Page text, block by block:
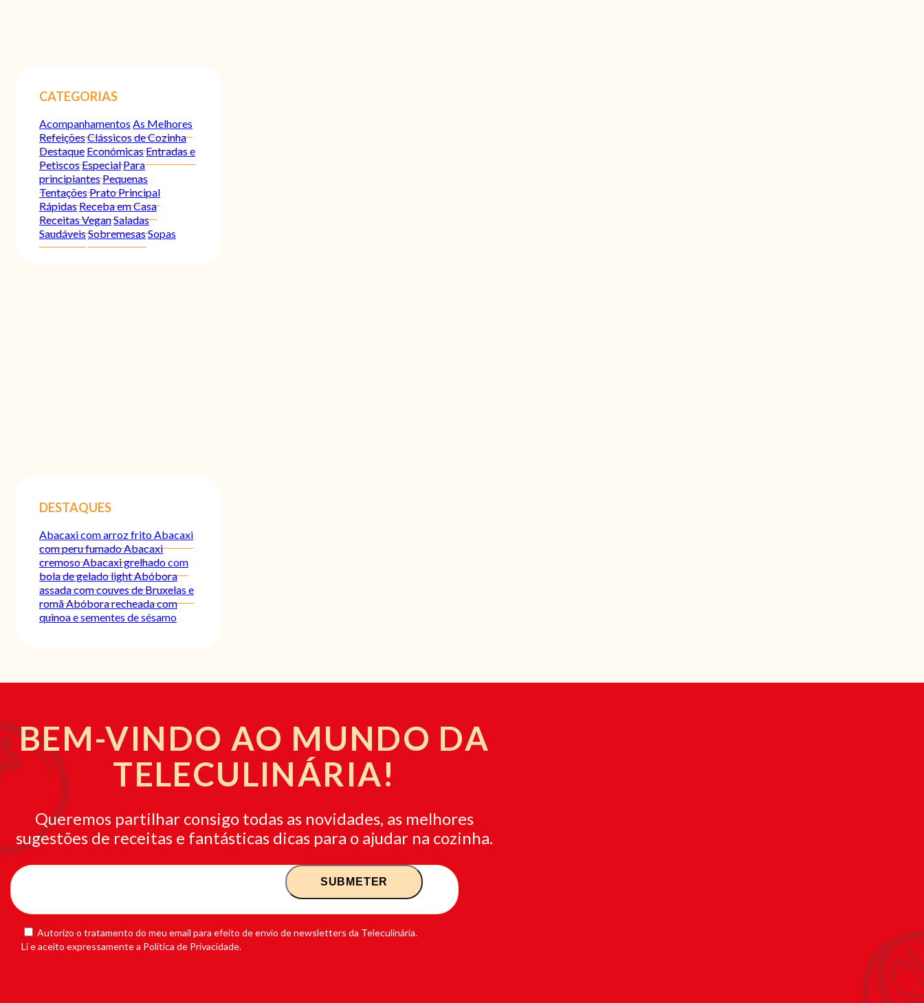
CATEGORIAS
Acompanhamentos As Melhores
RefeiçõesClássicos de Cozinha
Destaque EconómicasEntradas e
PetiscosEspecialPara
principiantesPequenas
TentaçõesPrato Principal
RápidasReceba em Casa
Receitas VeganSaladas
SaudáveisSobremesasSopas
DESTAQUES
Abacaxi com arroz frito Abacaxi
com peru fumadoAbacaxi
cremosoAbacaxi grelhado com
bola de gelado lightAbóbora
assada com couves de Bruxelas e
romãAbóbora recheada com
quinoa e sementes de sésamo
BEM-VINDO AO MUNDO DA
TELECULINÁRIA!
Queremos partilhar consigo todas as novidades, as melhores
sugestões de receitas e fantásticas dicas para o ajudar na cozinha.
Autorizo o tratamento do meu email para efeito de envio de newsletters da Teleculinária.
Li e aceito expressamente a Política de Privacidade.